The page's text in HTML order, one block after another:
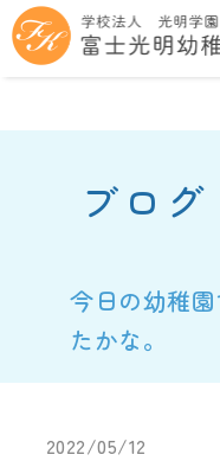
ブログ
今日の幼稚
たかな。
2022/05/12